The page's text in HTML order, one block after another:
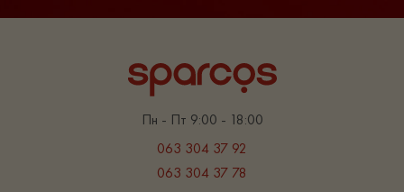
Пн - Пт 9:00 - 18:00
063 304 37 92
063 304 37 78